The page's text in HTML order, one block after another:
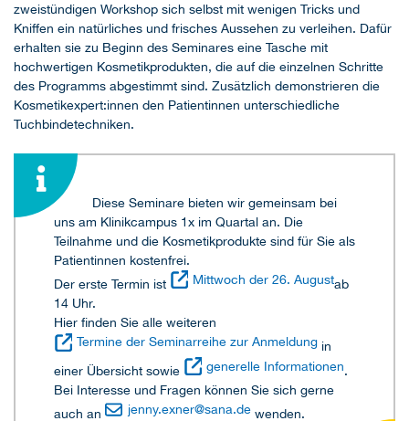
zweistündigen Workshop sich selbst mit wenigen Tricks und
Kniffen ein natürliches und frisches Aussehen zu verleihen. Dafür
erhalten sie zu Beginn des Seminares eine Tasche mit
hochwertigen Kosmetikprodukten, die auf die einzelnen Schritte
des Programms abgestimmt sind. Zusätzlich demonstrieren die
Kosmetikexpert:innen den Patientinnen unterschiedliche
Tuchbindetechniken.
Diese Seminare bieten wir gemeinsam bei
uns am Klinikcampus 1x im Quartal an. Die
Teilnahme und die Kosmetikprodukte sind für Sie als
Patientinnen kostenfrei.
Der erste Termin ist
Mittwoch der 26. Augustab
14 Uhr.
Hier finden Sie alle weiteren
Termine der Seminarreihe zur Anmeldung in
einer Übersicht sowie
generelle Informationen.
Bei Interesse und Fragen können Sie sich gerne
auch an
jenny.exner@sana.de wenden.